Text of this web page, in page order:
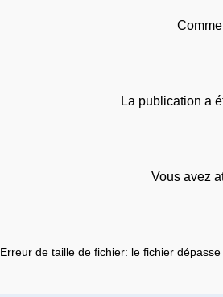
La publication a
Vous avez
Erreur de taille de fichier: le fichier